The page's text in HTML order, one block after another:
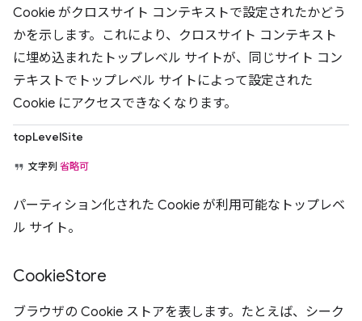
Cookie がクロスサイト コンテキストで設定されたかどう
かを示します。これにより、クロスサイト コンテキスト
に埋め込まれたトップレベル サイトが、同じサイト コン
テキストでトップレベル サイトによって設定された
Cookie にアクセスできなくなります。
topLevelSite
文字列 省略可
パーティション化された Cookie が利用可能なトップレベ
ル サイト。
CookieStore
ブラウザの Cookie ストアを表します。たとえば、シーク